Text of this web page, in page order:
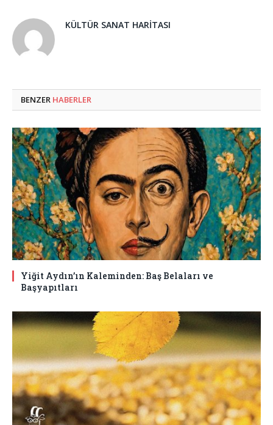
KÜLTÜR SANAT HARITASI
BENZER HABERLER
Yiğit Aydın’ın Kaleminden: Baş Belaları ve
Başyapıtları